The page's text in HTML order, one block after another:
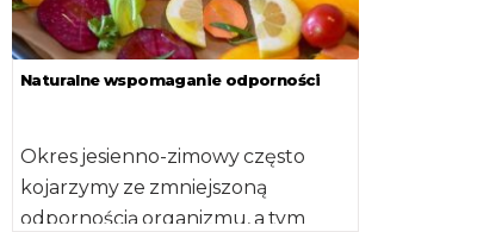
Naturalne wspomaganie odporności
Okres jesienno-zimowy często
kojarzymy ze zmniejszoną
odpornością organizmu, a tym